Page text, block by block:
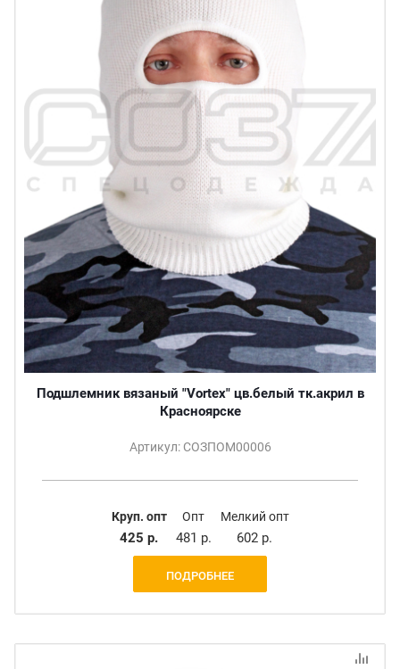
Подшлемник вязаный "Vortex" цв.белый тк.акрил в
Красноярске
Артикул: СОЗПОМ00006
Круп. опт
425 р.
Опт
481 р.
Мелкий опт
602 р.
ПОДРОБНЕЕ